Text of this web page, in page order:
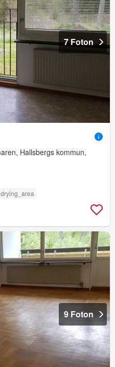
7 Foton
Hallsbergs kommun,
9 Foton